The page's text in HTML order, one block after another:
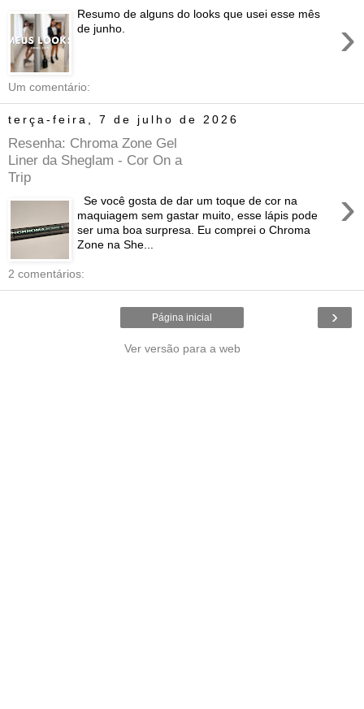
›
Resumo de alguns do looks que usei esse mês
de junho.
Um comentário:
terça-feira, 7 de julho de 2026
Resenha: Chroma Zone Gel
Liner da Sheglam - Cor On a
Trip
›
Se você gosta de dar um toque de cor na
maquiagem sem gastar muito, esse lápis pode
ser uma boa surpresa. Eu comprei o Chroma
Zone na She...
2 comentários:
›
Página inicial
Ver versão para a web